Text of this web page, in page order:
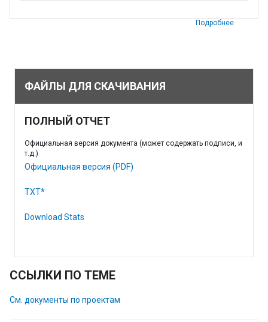
Подробнее
ФАЙЛЫ ДЛЯ СКАЧИВАНИЯ
ПОЛНЫЙ ОТЧЕТ
Официальная версия документа (может содержать подписи, и
т.д.)
Официальная версия (PDF)
TXT*
Download Stats
ССЫЛКИ ПО ТЕМЕ
См. документы по проектам